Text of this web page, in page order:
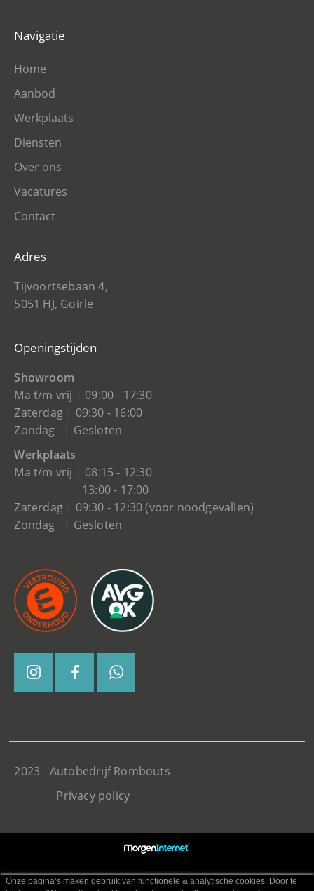
Navigatie
Home
Aanbod
Werkplaats
Diensten
Over ons
Vacatures
Contact
Adres
Tijvoortsebaan 4,
5051 HJ, Goirle
Openingstijden
Showroom
Ma t/m vrij | 09:00 - 17:30
Zaterdag | 09:30 - 16:00
Zondag | Gesloten
Werkplaats
Ma t/m vrij | 08:15 - 12:30
13:00 - 17:00
Zaterdag | 09:30 - 12:30 (voor noodgevallen)
Zondag | Gesloten
2023 - Autobedrijf Rombouts
Privacy policy
Onze pagina’s maken gebruik van functionele & analytische cookies. Door te